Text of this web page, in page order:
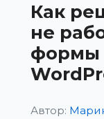
Как
не
формы
Автор: